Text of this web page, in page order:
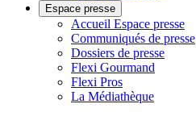
Espace presse
Accueil Espace presse
Communiqués de presse
Dossiers de presse
Flexi Gourmand
Flexi Pros
La Médiathèque